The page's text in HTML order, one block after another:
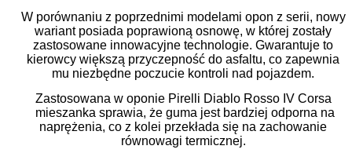
W porównaniu z poprzednimi modelami opon z serii, nowy
wariant posiada poprawioną osnowę, w której zostały
zastosowane innowacyjne technologie. Gwarantuje to
kierowcy większą przyczepność do asfaltu, co zapewnia
mu niezbędne poczucie kontroli nad pojazdem.
Zastosowana w oponie Pirelli Diablo Rosso IV Corsa
mieszanka sprawia, że guma jest bardziej odporna na
naprężenia, co z kolei przekłada się na zachowanie
równowagi termicznej.